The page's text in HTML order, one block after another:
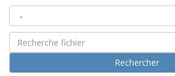
Rechercher